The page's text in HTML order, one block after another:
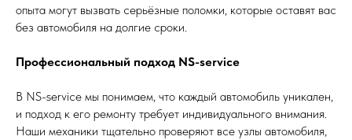
опыта могут вызвать серьёзные поломки, которые оставят вас
без автомобиля на долгие сроки.
Профессиональный подход NS-service
В NS-service мы понимаем, что каждый автомобиль уникален,
и подход к его ремонту требует индивидуального внимания.
Наши механики тщательно проверяют все узлы автомобиля,